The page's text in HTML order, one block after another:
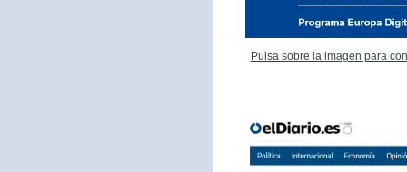
Pulsa sobre la imagen para